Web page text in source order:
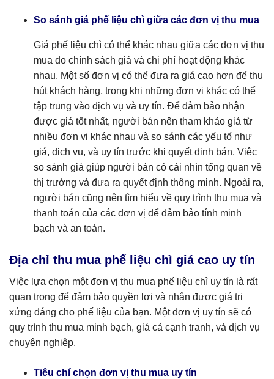
So sánh giá phế liệu chì giữa các đơn vị thu mua
Giá phế liệu chì có thể khác nhau giữa các đơn vị thu
mua do chính sách giá và chi phí hoạt động khác
nhau. Một số đơn vị có thể đưa ra giá cao hơn để thu
hút khách hàng, trong khi những đơn vị khác có thể
tập trung vào dịch vụ và uy tín. Để đảm bảo nhận
được giá tốt nhất, người bán nên tham khảo giá từ
nhiều đơn vị khác nhau và so sánh các yếu tố như
giá, dịch vụ, và uy tín trước khi quyết định bán. Việc
so sánh giá giúp người bán có cái nhìn tổng quan về
thị trường và đưa ra quyết định thông minh. Ngoài ra,
người bán cũng nên tìm hiểu về quy trình thu mua và
thanh toán của các đơn vị để đảm bảo tính minh
bạch và an toàn.
Địa chỉ thu mua phế liệu chì giá cao uy tín
Việc lựa chọn một đơn vị thu mua phế liệu chì uy tín là rất
quan trọng để đảm bảo quyền lợi và nhận được giá trị
xứng đáng cho phế liệu của bạn. Một đơn vị uy tín sẽ có
quy trình thu mua minh bạch, giá cả cạnh tranh, và dịch vụ
chuyên nghiệp.
Tiêu chí chọn đơn vị thu mua uy tín